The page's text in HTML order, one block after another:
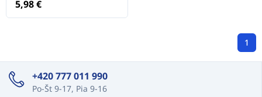
5,98 €
1
+420 777 011 990
Po-Št 9-17, Pia 9-16